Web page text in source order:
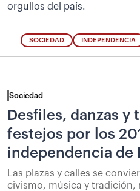
orgullos del país.
SOCIEDAD INDEPENDENCIA
Sociedad
Desfiles, danzas
festejos por los
independencia de
Las plazas y calles se
civismo, música y tradición,